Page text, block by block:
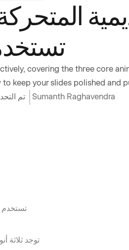
covering the three core
keep your slides polished and
Sumanth Raghavendra
تم
تستخدم
توجد ثلاثة